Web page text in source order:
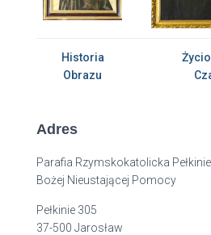
Historia
Obrazu
Adres
Parafia Rzymskokatolicka
Bożej Nieustającej Pomocy
Pełkinie 305
37-500 Jarosław